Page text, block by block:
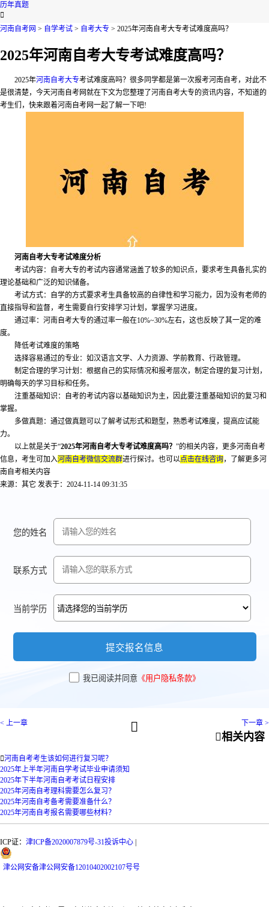
历年真题

河南自考网 > 自学考试 > 自考大专 > 2025年河南自考大专考试难度高吗？
2025年河南自考大专考试难度高吗？
2025年河南自考大专考试难度高吗？很多同学都是第一次报考河南自考，对此不
是很清楚，今天河南自考网就在下文为您整理了河南自考大专的资讯内容，不知道的
考生们，快来跟着河南自考网一起了解一下吧!
河南自考大专考试难度分析
考试内容：自考大专的考试内容通常涵盖了较多的知识点，要求考生具备扎实的
理论基础和广泛的知识储备。
考试方式：自学的方式要求考生具备较高的自律性和学习能力，因为没有老师的
直接指导和监督，考生需要自行安排学习计划，掌握学习进度。
通过率：河南自考大专的通过率一般在10%~30%左右，这也反映了其一定的难
度。
降低考试难度的策略
选择容易通过的专业：如汉语言文学、人力资源、学前教育、行政管理。
制定合理的学习计划：根据自己的实际情况和报考层次，制定合理的复习计划，
明确每天的学习目标和任务。
注重基础知识：自考的考试内容以基础知识为主，因此要注重基础知识的复习和
掌握。
多做真题：通过做真题可以了解考试形式和题型，熟悉考试难度，提高应试能
力。
以上就是关于“2025年河南自考大专考试难度高吗？ ”的相关内容，更多河南自考
信息，考生可加入河南自考微信交流群进行探讨。也可以点击在线咨询，了解更多河
南自考相关内容
来源：其它 发表于：2024-11-14 09:31:35
您的姓名
联系方式
当前学历
提交报名信息
我已阅读并同意 《用户隐私条款》
< 上一章  下一章 >
相关内容
河南自考考生该如何进行复习呢？
2025年上半年河南自学考试毕业申请须知
2025年下半年河南自考考试日程安排
2025年河南自考理科需要怎么复习？
2025年河南自考备考需要准备什么？
2025年河南自考报名需要哪些材料？
ICP证： 津ICP备2020007879号-31投诉中心
津公网安备津公网安备12010402002107号号